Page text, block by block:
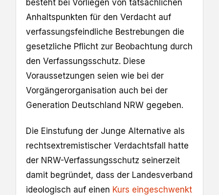
besteht bei Vorliegen von tatsächlichen
Anhaltspunkten für den Verdacht auf
verfassungsfeindliche Bestrebungen die
gesetzliche Pflicht zur Beobachtung durch
den Verfassungsschutz. Diese
Voraussetzungen seien wie bei der
Vorgängerorganisation auch bei der
Generation Deutschland NRW gegeben.
Die Einstufung der Junge Alternative als
rechtsextremistischer Verdachtsfall hatte
der NRW-Verfassungsschutz seinerzeit
damit begründet, dass der Landesverband
ideologisch auf einen Kurs eingeschwenkt